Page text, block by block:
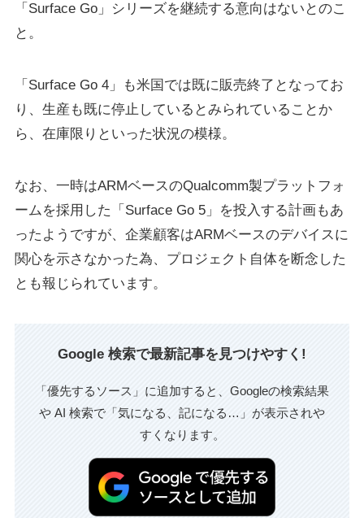
「Surface Go」シリーズを継続する意向はないとのこ
と。
「Surface Go 4」も米国では既に販売終了となってお
り、生産も既に停止しているとみられていることか
ら、在庫限りといった状況の模様。
なお、一時はARMベースのQualcomm製プラットフォ
ームを採用した「Surface Go 5」を投入する計画もあ
ったようですが、企業顧客はARMベースのデバイスに
関心を示さなかった為、プロジェクト自体を断念した
とも報じられています。
Google 検索で最新記事を見つけやすく!
「優先するソース」に追加すると、Googleの検索結果
や AI 検索で「気になる、記になる…」が表示されや
すくなります。